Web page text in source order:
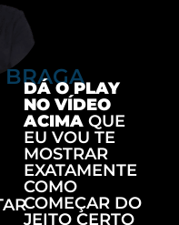
DÁ O PLAY
NO VÍDEO
ACIMAQUE
EU VOU TE
MOSTRAR
EXATAMENTE
COMO
COMEÇAR DO
JEITO CERTO